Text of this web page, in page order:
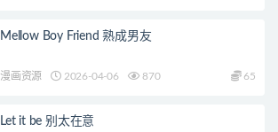
Mellow Boy Friend 熟成男友
漫画资源 2026-04-06 870 65
Let it be 别太在意